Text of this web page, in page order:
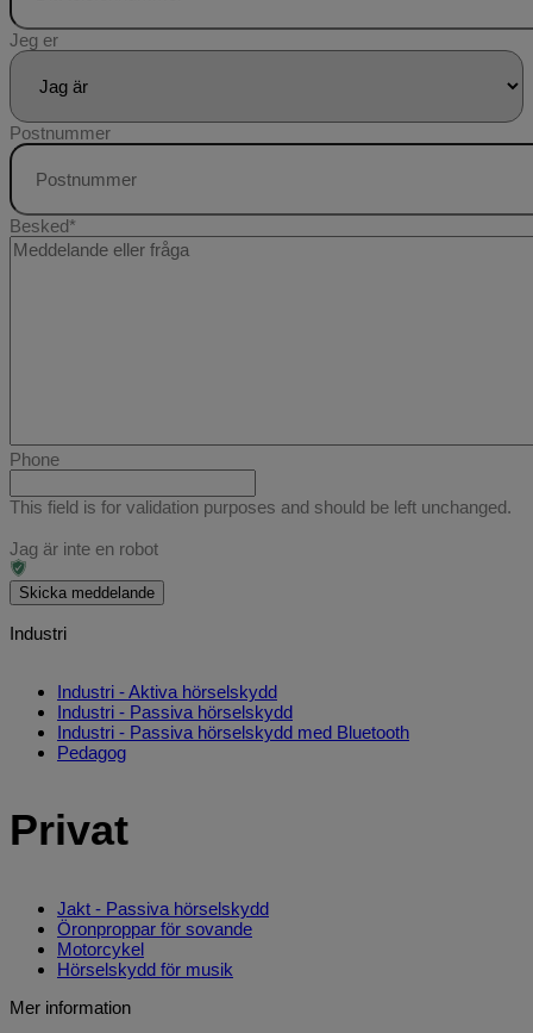
Jeg er
Postnummer
Besked*
Phone
This field is for validation purposes and should be left unchanged.
Jag är inte en robot
Skicka meddelande
Industri
Industri - Aktiva hörselskydd
Industri - Passiva hörselskydd
Industri - Passiva hörselskydd med Bluetooth
Pedagog
Privat
Jakt - Passiva hörselskydd
Öronproppar för sovande
Motorcykel
Hörselskydd för musik
Mer information